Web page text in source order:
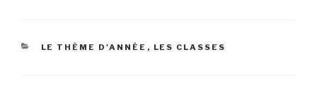
CATÉGORIES
LE THÈME D'ANNÉE , LES CLASSES